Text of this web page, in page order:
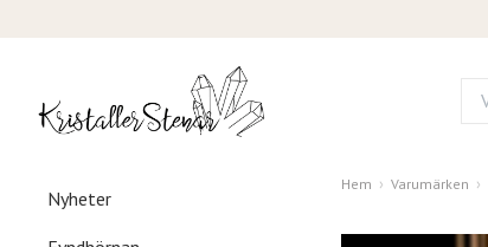
Nyheter
Hem Varumärken